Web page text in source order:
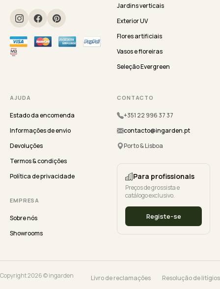
Jardins verticais
Exterior UV
Flores artificiais
Vasos e floreiras
Seleção Evergreen
AJUDA
Estado da encomenda
Informações de envio
Devoluções
Termos & condições
Política de privacidade
EMPRESA
Sobre nós
Showrooms
CONTACTO
+351 22 996 37 37
contacto@ingarden.pt
Porto & Lisboa
Para profissionais
Preços de grossista e
catálogo exclusivo.
Registe-se
Copyright 2026 © ingarden Livro de reclamações Resolução de litígios